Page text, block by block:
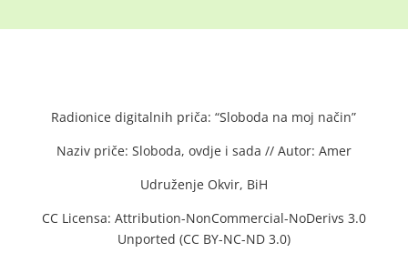
Radionice digitalnih priča: “Sloboda na moj način”
Naziv priče: Sloboda, ovdje i sada // Autor: Amer
Udruženje Okvir, BiH
CC Licensa: Attribution-NonCommercial-NoDerivs 3.0
Unported (CC BY-NC-ND 3.0)